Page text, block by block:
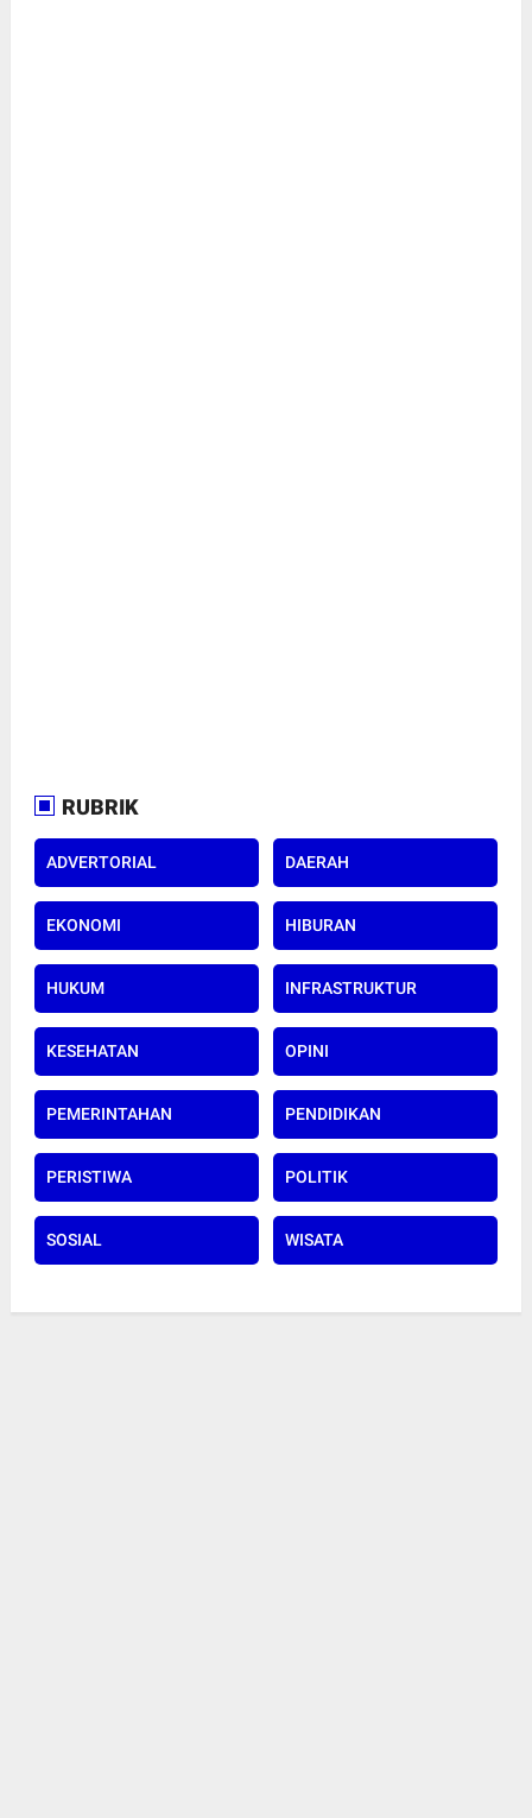
RUBRIK
ADVERTORIAL DAERAH
EKONOMI HIBURAN
HUKUM INFRASTRUKTUR
KESEHATAN OPINI
PEMERINTAHAN PENDIDIKAN
PERISTIWA POLITIK
SOSIAL WISATA